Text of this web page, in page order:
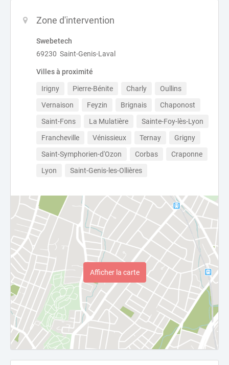
Zone d'intervention
Swebetech
69230 Saint-Genis-Laval
Villes à proximité
Irigny Pierre-Bénite Charly
Oullins
Vernaison
Feyzin Brignais
Chaponost
Saint-Fons
La Mulatière
Sainte-Foy-lès-Lyon
Francheville
Vénissieux Ternay
Grigny
Saint-Symphorien-d'Ozon
Corbas
Craponne
Lyon
Saint-Genis-les-Ollières
Afficher la carte